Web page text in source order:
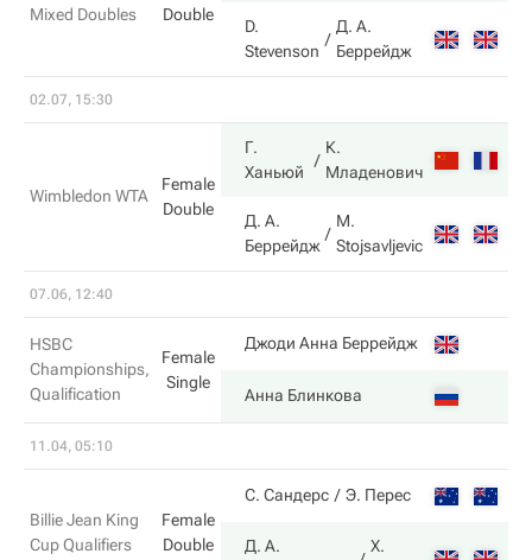
Mixed Doubles
Double
D.
Stevenson
Д. А.
Беррейдж
02.07, 15:30
Wimbledon WTA
Female
Double
Г.
Ханьюй
К.
Младенович
Д. А.
Беррейдж
M.
Stojsavljevic
07.06, 12:40
HSBC
Championships,
Qualification
Female
Single
Джоди Анна Беррейдж
Анна Блинкова
11.04, 05:10
Billie Jean King
Cup Qualifiers
Female
Double
С. Сандерс Э. Перес
Д. А.
Х.